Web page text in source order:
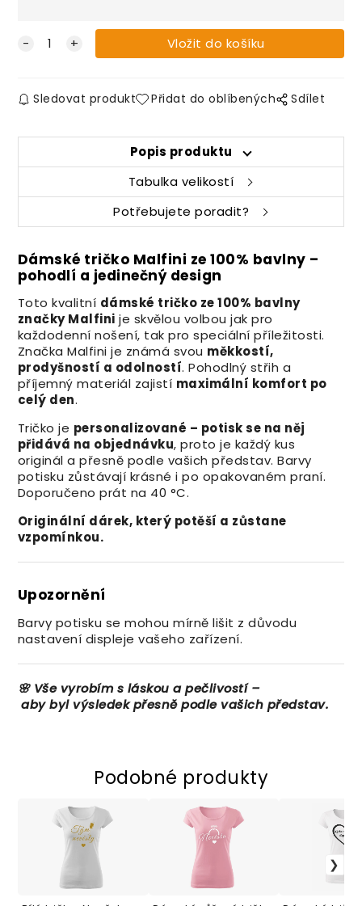
Sledovat produkt Přidat do oblíbených Sdílet
Popis produktu
Tabulka velikostí
Potřebujete poradit?
Dámské tričko Malfini ze 100% bavlny –
pohodlí a jedinečný design
Toto kvalitní dámské tričko ze 100% bavlny
značky Malfini je skvělou volbou jak pro
každodenní nošení, tak pro speciální příležitosti.
Značka Malfini je známá svou měkkostí,
prodyšností a odolností. Pohodlný střih a
příjemný materiál zajistí maximální komfort po
celý den.
Tričko je personalizované – potisk se na něj
přidává na objednávku, proto je každý kus
originál a přesně podle vašich představ. Barvy
potisku zůstávají krásné i po opakovaném praní.
Doporučeno prát na 40 °C.
Originální dárek, který potěší a zůstane
vzpomínkou.
Upozornění
Barvy potisku se mohou mírně lišit z důvodu
nastavení displeje vašeho zařízení.
🌸 Vševyrobíms láskouapečlivostí –
abybylvýsledekpřesněpodlevašich představ.
Podobné produkty